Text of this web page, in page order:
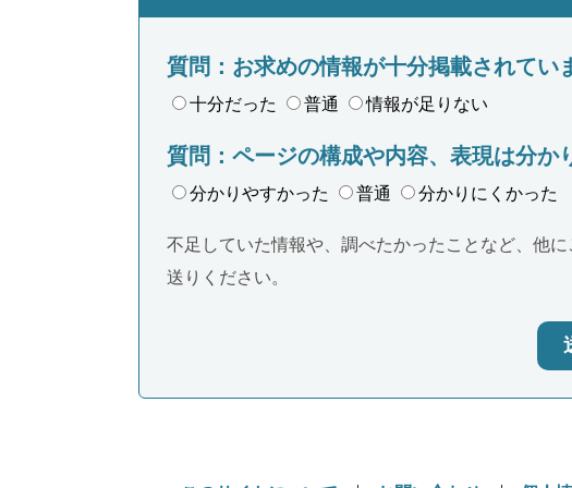
質問：お求めの情報が十分掲載されてい
十分だった 普通 情報が足りない
質問：ページの構成や内容、表現は分か
分かりやすかった 普通 分かりにくかった
不足していた情報や、調べたかったことなど、他
送りください。